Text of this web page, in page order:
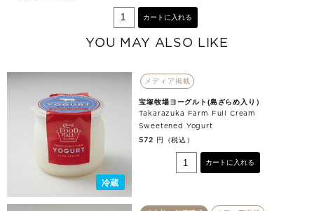
カートに入れる
YOU MAY ALSO LIKE
冷蔵
メディア掲載
宝塚牧場ヨーグルト(島ざらめ入り）
Takarazuka Farm Full Cream
Sweetened Yogurt
572 円（税込）
カートに入れる